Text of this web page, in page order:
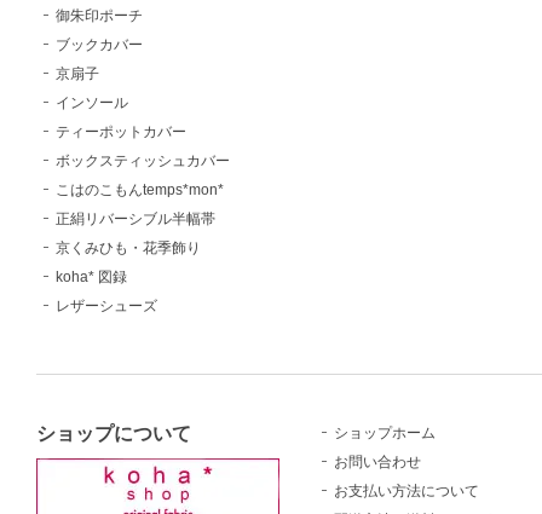
御朱印ポーチ
ブックカバー
京扇子
インソール
ティーポットカバー
ボックスティッシュカバー
こはのこもんtemps*mon*
正絹リバーシブル半幅帯
京くみひも・花季飾り
koha* 図録
レザーシューズ
ショップについて
ショップホーム
お問い合わせ
お支払い方法について